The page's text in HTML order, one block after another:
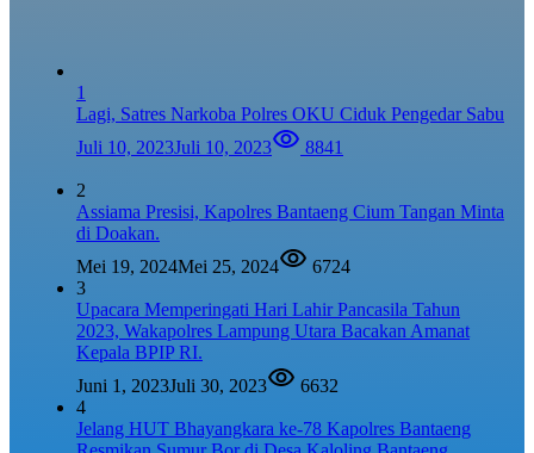
1
Lagi, Satres Narkoba Polres OKU Ciduk Pengedar Sabu
Juli 10, 2023Juli 10, 2023 8841
2
Assiama Presisi, Kapolres Bantaeng Cium Tangan Minta
di Doakan.
Mei 19, 2024Mei 25, 2024
6724
3
Upacara Memperingati Hari Lahir Pancasila Tahun
2023, Wakapolres Lampung Utara Bacakan Amanat
Kepala BPIP RI.
Juni 1, 2023Juli 30, 2023
6632
4
Jelang HUT Bhayangkara ke-78 Kapolres Bantaeng